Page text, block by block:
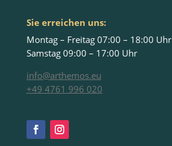
Sie erreichen uns:
Montag – Freitag 07:00 – 18:00 Uhr
Samstag 09:00 – 17:00 Uhr
info@arthemos.eu
+49 4761 996 020